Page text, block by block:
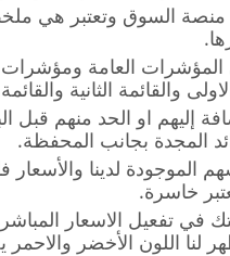
السوق وتعتبر هي
المؤشرات العامة ومؤشرات
والقائمة الثانية والقائمة
إليهم او الحد منهم
المجدة بجانب المحفظة.
الموجودة لدينا
خاسرة.
في تفعيل الاسعار
لنا اللون الأخضر والاحمر